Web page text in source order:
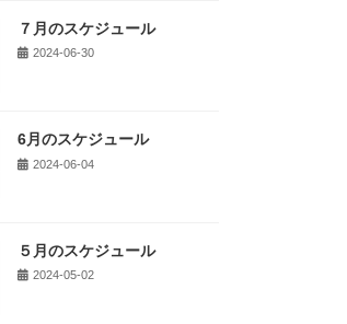
７月のスケジュール
2024-06-30
6月のスケジュール
2024-06-04
５月のスケジュール
2024-05-02